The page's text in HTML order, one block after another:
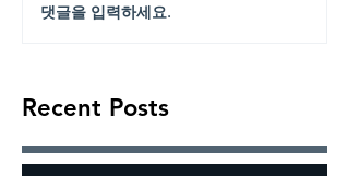
댓글을 입력하세요.
Recent Posts